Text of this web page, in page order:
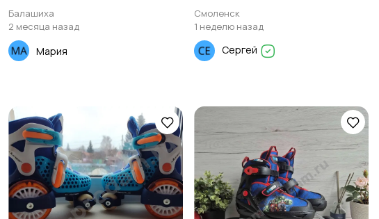
Балашиха
2 месяца назад
Мария
Смоленск
1 неделю назад
Сергей